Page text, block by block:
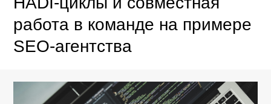
работа в команде на примере
SEO-агентства